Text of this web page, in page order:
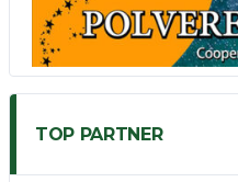
TOP PARTNER